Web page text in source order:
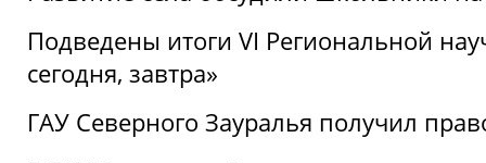
Подведены итоги VI Региональной
сегодня, завтра»
ГАУ Северного Зауралья получил